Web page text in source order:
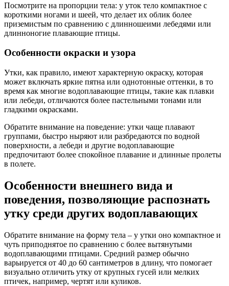
Посмотрите на пропорции тела: у уток тело компактное с
короткими ногами и шеей, что делает их облик более
приземистым по сравнению с длинношеими лебедями или
длинноногие плавающие птицы.
Особенности окраски и узора
Утки, как правило, имеют характерную окраску, которая
может включать яркие пятна или однотонные оттенки, в то
время как многие водоплавающие птицы, такие как плавки
или лебеди, отличаются более пастельными тонами или
гладкими окрасками.
Обратите внимание на поведение: утки чаще плавают
группами, быстро ныряют или разбредаются по водной
поверхности, а лебеди и другие водоплавающие
предпочитают более спокойное плавание и длинные пролеты
в полете.
Особенности внешнего вида и
поведения, позволяющие распознать
утку среди других водоплавающих
Обратите внимание на форму тела – у утки оно компактное и
чуть приподнятое по сравнению с более вытянутыми
водоплавающими птицами. Средний размер обычно
варьируется от 40 до 60 сантиметров в длину, что помогает
визуально отличить утку от крупных гусей или мелких
птичек, например, чертят или куликов.